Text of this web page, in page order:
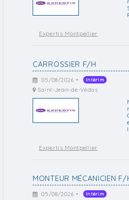
Expertis Montpellier
CARROSSIER F/H
05/08/2026 • Intérim
Saint-Jean-de-Védas
Expertis Montpellier
MONTEUR MÉCANICIEN F/
05/08/2026 • Intérim